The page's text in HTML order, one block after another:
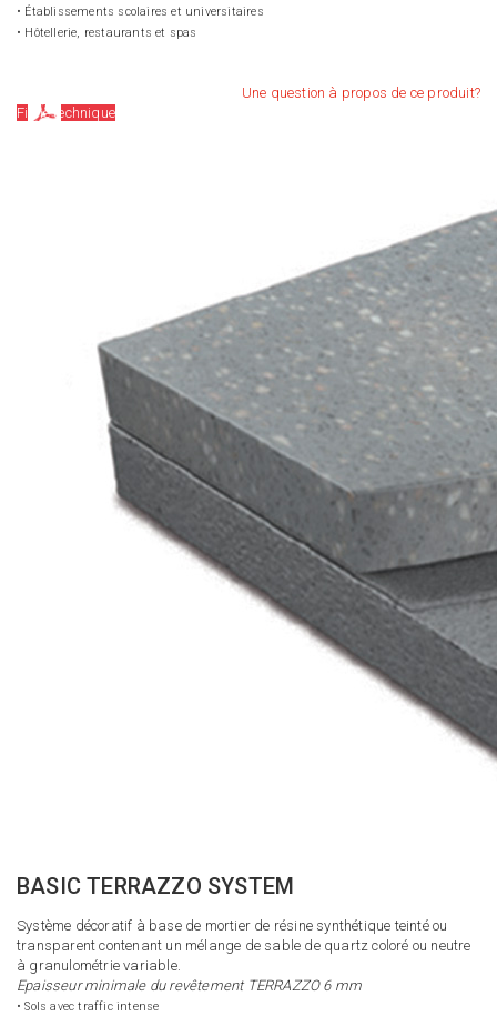
• Établissements scolaires et universitaires
• Hôtellerie, restaurants et spas
Une question à propos de ce produit?
Fiche technique
BASIC TERRAZZO SYSTEM
Système décoratif à base de mortier de résine synthétique teinté ou
transparent contenant un mélange de sable de quartz coloré ou neutre
à granulométrie variable.
Epaisseur minimale du revêtement TERRAZZO 6 mm
• Sols avec traffic intense